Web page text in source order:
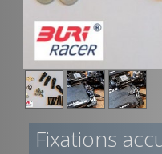
Fixations